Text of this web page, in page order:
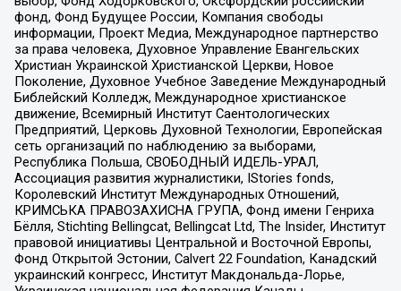
фонд, Фонд Будущее России, Компания свободы
информации, Проект Медиа, Международное партнерство
за права человека, Духовное Управление Евангельских
Христиан Украинской Христианской Церкви, Новое
Поколение, Духовное Учебное Заведение Международный
Библейский Колледж, Международное христианское
движение, Всемирный Институт Саентологических
Предприятий, Церковь Духовной Технологии, Европейская
сеть организаций по наблюдению за выборами,
Республика Польша, СВОБОДНЫЙ ИДЕЛЬ-УРАЛ,
Ассоциация развития журналистики, IStories fonds,
Королевский Институт Международных Отношений,
КРИМСЬКА ПРАВОЗАХИСНА ГРУПА, Фонд имени Генриха
Бёлля, Stichting Bellingcat, Bellingcat Ltd, The Insider, Институт
правовой инициативы Центральной и Восточной Европы,
Фонд Открытой Эстонии, Calvert 22 Foundation, Канадский
украинский конгресс, Институт Макдональда-Лорье,